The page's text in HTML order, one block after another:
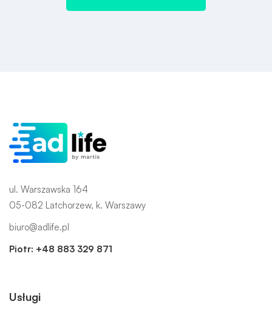
ul. Warszawska 164
05-082 Latchorzew, k. Warszawy
biuro@adlife.pl
Piotr: +48 883 329 871
Usługi